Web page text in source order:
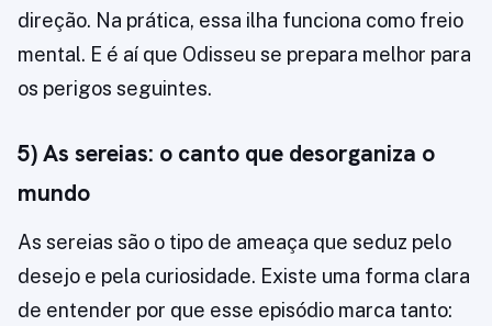
direção. Na prática, essa ilha funciona como freio
mental. E é aí que Odisseu se prepara melhor para
os perigos seguintes.
5) As sereias: o canto que desorganiza o
mundo
As sereias são o tipo de ameaça que seduz pelo
desejo e pela curiosidade. Existe uma forma clara
de entender por que esse episódio marca tanto: